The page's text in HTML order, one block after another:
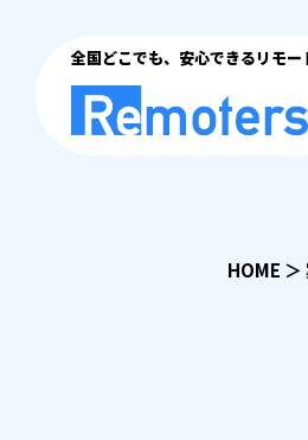
全国どこでも、安心できるリモー
HOME ＞